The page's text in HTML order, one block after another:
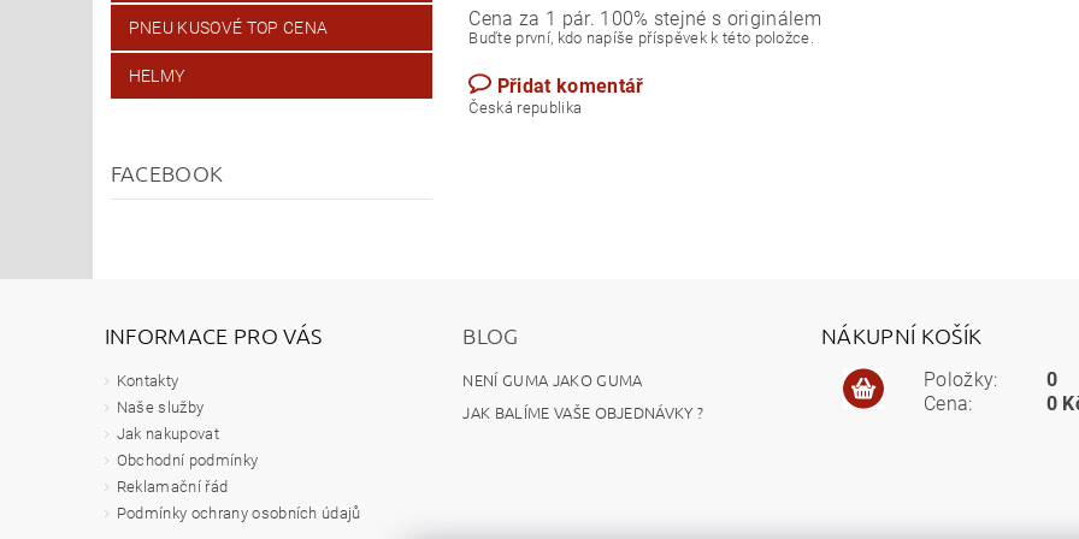
PNEU KUSOVÉ TOP CENA
HELMY
FACEBOOK
Cena za 1 pár. 100% stejné s originálem
Buďte první, kdo napíše příspěvek k této položce.
Přidat komentář
Česká republika
INFORMACE PRO VÁS
Kontakty
Naše služby
Jak nakupovat
Obchodní podmínky
Reklamační řád
Podmínky ochrany osobních údajů
BLOG
NENÍ GUMA JAKO GUMA
JAK BALÍME VAŠE OBJEDNÁVKY ?
NÁKUPNÍ KOŠÍK
Položky:
Cena:
0
0